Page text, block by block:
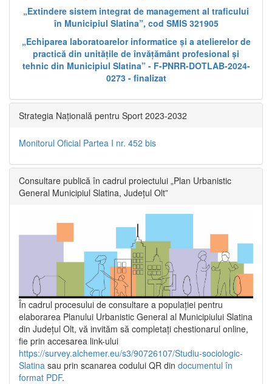
„Extindere sistem integrat de management al traficului
în Municipiul Slatina”, cod SMIS 321905
„Echiparea laboratoarelor informatice și a atelierelor de
practică din unitățile de învățământ profesional și
tehnic din Municipiul Slatina” - F-PNRR-DOTLAB-2024-
0273 - finalizat
Strategia Națională pentru Sport 2023-2032
Monitorul Oficial Partea I nr. 452 bis
Consultare publică în cadrul proiectului „Plan Urbanistic
General Municipiul Slatina, Județul Olt”
În cadrul procesului de consultare a populaţiei pentru
elaborarea Planului Urbanistic General al Municipiului Slatina
din Județul Olt, vă invităm să completați chestionarul online,
fie prin accesarea link-ului
https://survey.alchemer.eu/s3/90726107/Studiu-sociologic-
Slatina sau prin scanarea codului QR din documentul în
format PDF.